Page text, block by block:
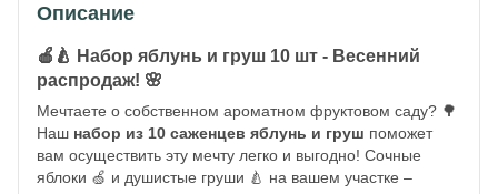
Описание
🍎🍐 Набор яблунь и груш 10 шт - Весенний
распродаж! 🌸
Мечтаете о собственном ароматном фруктовом саду? 🌳
Наш набор из 10 саженцев яблунь и груш поможет
вам осуществить эту мечту легко и выгодно! Сочные
яблоки 🍏 и душистые груши 🍐 на вашем участке –